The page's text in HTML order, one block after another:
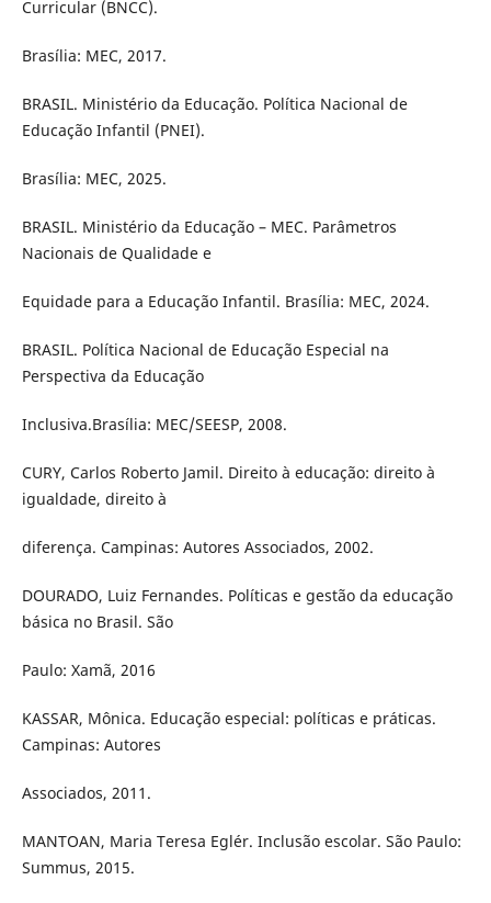
Curricular (BNCC).
Brasília: MEC, 2017.
BRASIL. Ministério da Educação. Política Nacional de
Educação Infantil (PNEI).
Brasília: MEC, 2025.
BRASIL. Ministério da Educação – MEC. Parâmetros
Nacionais de Qualidade e
Equidade para a Educação Infantil. Brasília: MEC, 2024.
BRASIL. Política Nacional de Educação Especial na
Perspectiva da Educação
Inclusiva.Brasília: MEC/SEESP, 2008.
CURY, Carlos Roberto Jamil. Direito à educação: direito à
igualdade, direito à
diferença. Campinas: Autores Associados, 2002.
DOURADO, Luiz Fernandes. Políticas e gestão da educação
básica no Brasil. São
Paulo: Xamã, 2016
KASSAR, Mônica. Educação especial: políticas e práticas.
Campinas: Autores
Associados, 2011.
MANTOAN, Maria Teresa Eglér. Inclusão escolar. São Paulo:
Summus, 2015.